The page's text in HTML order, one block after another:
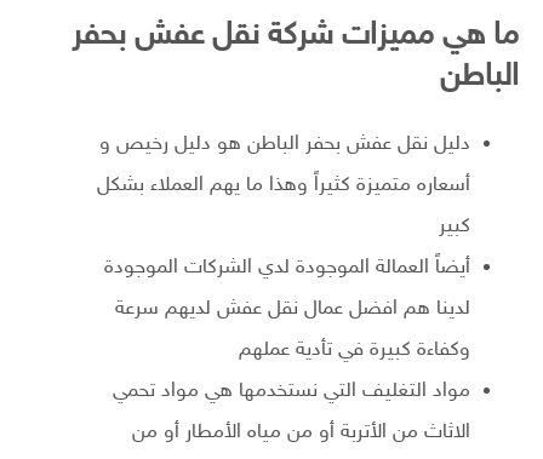
ما هي مميزات شركة نقل عفش بحفر
الباطن
دليل نقل عفش بحفر الباطن هو دليل رخيص و
أسعاره متميزة كثيراً وهذا ما يهم العملاء بشكل
كبير
أيضاً العمالة الموجودة لدي الشركات الموجودة
لدينا هم افضل عمال نقل عفش لديهم سرعة
وكفاءة كبيرة في تأدية عملهم
مواد التغليف التي نستخدمها هي مواد تحمي
الاثاث من الأتربة أو من مياه الأمطار أو من